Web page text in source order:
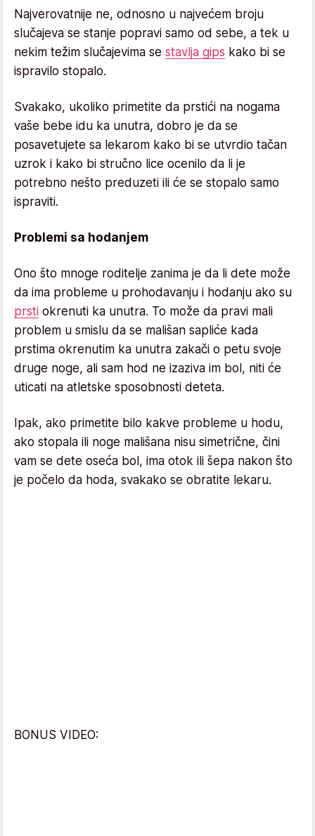
Najverovatnije ne, odnosno u najvećem broju
slučajeva se stanje popravi samo od sebe, a tek u
nekim težim slučajevima se stavlja gips kako bi se
ispravilo stopalo.
Svakako, ukoliko primetite da prstići na nogama
vaše bebe idu ka unutra, dobro je da se
posavetujete sa lekarom kako bi se utvrdio tačan
uzrok i kako bi stručno lice ocenilo da li je
potrebno nešto preduzeti ili će se stopalo samo
ispraviti.
Problemi sa hodanjem
Ono što mnoge roditelje zanima je da li dete može
da ima probleme u prohodavanju i hodanju ako su
prsti okrenuti ka unutra. To može da pravi mali
problem u smislu da se mališan sapliće kada
prstima okrenutim ka unutra zakači o petu svoje
druge noge, ali sam hod ne izaziva im bol, niti će
uticati na atletske sposobnosti deteta.
Ipak, ako primetite bilo kakve probleme u hodu,
ako stopala ili noge mališana nisu simetrične, čini
vam se dete oseća bol, ima otok ili šepa nakon što
je počelo da hoda, svakako se obratite lekaru.
BONUS VIDEO: